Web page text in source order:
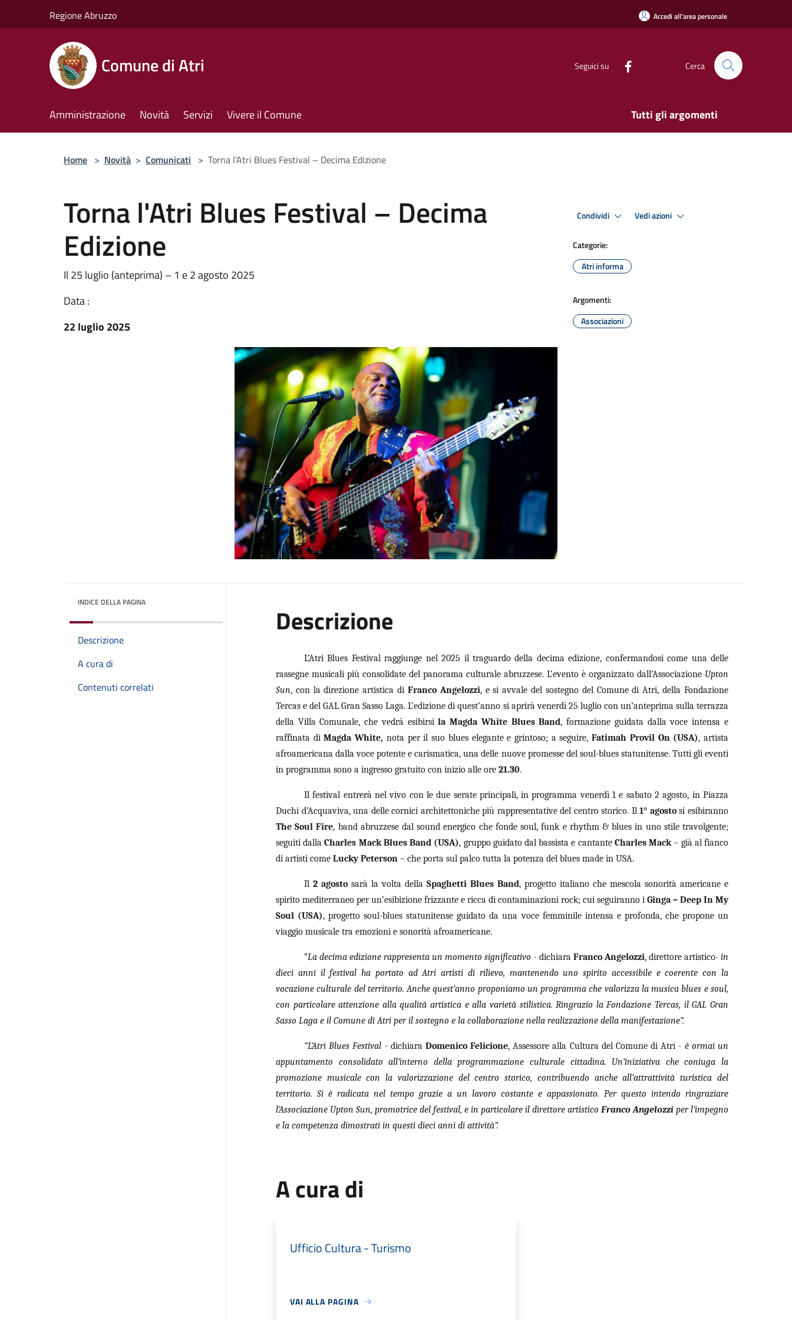
Regione Abruzzo Accedi all'area personale
Comune di Atri Seguici su Cerca
Amministrazione Novità Servizi Vivere il Comune Tutti gli argomenti
Home > Novità > Comunicati > Torna l'Atri Blues Festival – Decima Edizione
Torna l'Atri Blues Festival – Decima
Edizione
Il 25 luglio (anteprima) – 1 e 2 agosto 2025
Data :
22 luglio 2025
Condividi Vedi azioni
Categorie:
Atri informa
Argomenti:
Associazioni
INDICE DELLA PAGINA
Descrizione
A cura di
Contenuti correlati
Descrizione
L’Atri Blues Festival raggiunge nel 2025 il traguardo della decima edizione, confermandosi come una delle
rassegne musicali più consolidate del panorama culturale abruzzese. L’evento è organizzato dall’Associazione Upton
Sun, con la direzione artistica di Franco Angelozzi, e si avvale del sostegno del Comune di Atri, della Fondazione
Tercas e del GAL Gran Sasso Laga. L’edizione di quest’anno si aprirà venerdì 25 luglio con un’anteprima sulla terrazza
della Villa Comunale, che vedrà esibirsila Magda White Blues Band, formazione guidata dalla voce intensa e
raffinata diMagda White, nota per il suo blues elegante e grintoso; a seguire,Fatimah Provil On (USA), artista
afroamericana dalla voce potente e carismatica, una delle nuove promesse del soul-blues statunitense. Tutti gli eventi
in programma sono a ingresso gratuito con inizio alle ore 21.30.
Il festival entrerà nel vivo con le due serate principali, in programma venerdì 1 e sabato 2 agosto, in Piazza
Duchi d’Acquaviva, una delle cornici architettoniche più rappresentative del centro storico. Il1° agostosi esibiranno
The Soul Fire, band abruzzese dal sound energico che fonde soul, funk e rhythm & blues in uno stile travolgente;
seguiti dallaCharles Mack Blues Band (USA), gruppo guidato dal bassista e cantante Charles Mack– già al fianco
di artisti come Lucky Peterson– che porta sul palco tutta la potenza del blues made in USA.
Il 2 agostosarà la volta della Spaghetti Blues Band, progetto italiano che mescola sonorità americane e
spirito mediterraneo per un’esibizione frizzante e ricca di contaminazioni rock; cui seguiranno i Ginga – Deep In My
Soul (USA), progetto soul-blues statunitense guidato da una voce femminile intensa e profonda, che propone un
viaggio musicale tra emozioni e sonorità afroamericane.
“La decima edizione rappresenta un momento significativo - dichiara Franco Angelozzi, direttore artistico- in
dieci anni il festival ha portato ad Atri artisti di rilievo, mantenendo uno spirito accessibile e coerente con la
vocazione culturale del territorio. Anche quest’anno proponiamo un programma che valorizza la musica blues e soul,
con particolare attenzione alla qualità artistica e alla varietà stilistica. Ringrazio la Fondazione Tercas, il GAL Gran
Sasso Laga e il Comune di Atri per il sostegno e la collaborazione nella realizzazione della manifestazione”.
“L’Atri Blues Festival - dichiara Domenico Felicione, Assessore alla Cultura del Comune di Atri - è ormai un
appuntamento consolidato all’interno della programmazione culturale cittadina. Un’iniziativa che coniuga la
promozione musicale con la valorizzazione del centro storico, contribuendo anche all’attrattività turistica del
territorio. Si è radicata nel tempo grazie a un lavoro costante e appassionato. Per questo intendo ringraziare
l’Associazione Upton Sun, promotrice del festival, e in particolare il direttore artistico Franco Angelozzi per l’impegno
e la competenza dimostrati in questi dieci anni di attività”.
A cura di
Ufficio Cultura - Turismo
VAI ALLA PAGINA